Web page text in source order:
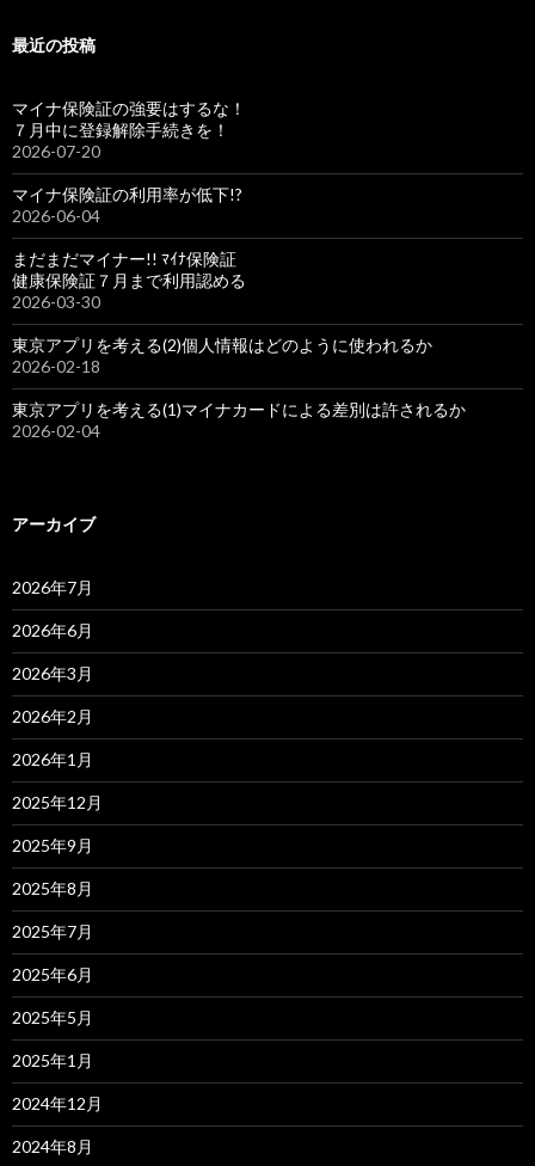
最近の投稿
マイナ保険証の強要はするな！
７月中に登録解除手続きを！
2026-07-20
マイナ保険証の利用率が低下!?
2026-06-04
まだまだマイナー!! ﾏｲﾅ保険証
健康保険証７月まで利用認める
2026-03-30
東京アプリを考える(2)個人情報はどのように使われるか
2026-02-18
東京アプリを考える(1)マイナカードによる差別は許されるか
2026-02-04
アーカイブ
2026年7月
2026年6月
2026年3月
2026年2月
2026年1月
2025年12月
2025年9月
2025年8月
2025年7月
2025年6月
2025年5月
2025年1月
2024年12月
2024年8月